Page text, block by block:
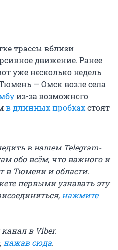
трассы вблизи
движение. Ранее
уже несколько недель
— Омск возле села
из-за возможного
в длинных пробкахстоят
в нашем Telegram-
обо всём, что важного и
в Тюмени и области.
первыми узнавать эту
нажмите
в Viber.
нажав сюда.